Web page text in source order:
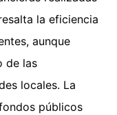
la eficiencia
aunque
de las
locales. La
públicos